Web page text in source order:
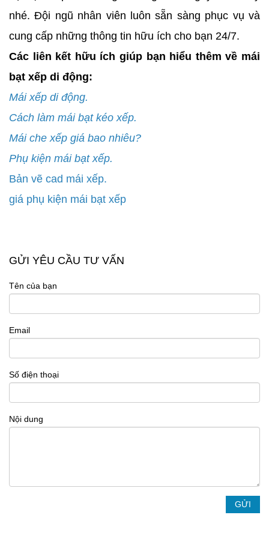
nhé. Đội ngũ nhân viên luôn sẵn sàng phục vụ và
cung cấp những thông tin hữu ích cho bạn 24/7.
Các liên kết hữu ích giúp bạn hiểu thêm về mái
bạt xếp di động:
Mái xếp di động.
Cách làm mái bạt kéo xếp.
Mái che xếp giá bao nhiêu?
Phụ kiện mái bạt xếp.
Bản vẽ cad mái xếp.
giá phụ kiện mái bạt xếp
GỬI YÊU CẦU TƯ VẤN
Tên của bạn
Email
Số điện thoại
Nội dung